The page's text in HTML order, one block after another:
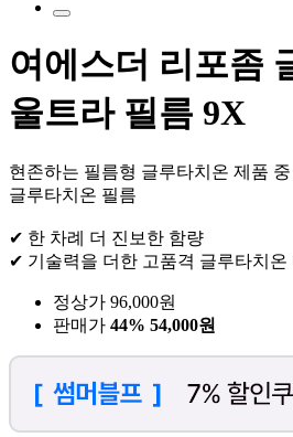
여에스더 리포좀
울트라 필름 9X
현존하는 필름형 글루타치온 제품
글루타치온 필름
✔ 한 차례 더 진보한 함량
✔ 기술력을 더한 고품격 글루타치온
정상가 96,000원
판매가 44% 54,000원